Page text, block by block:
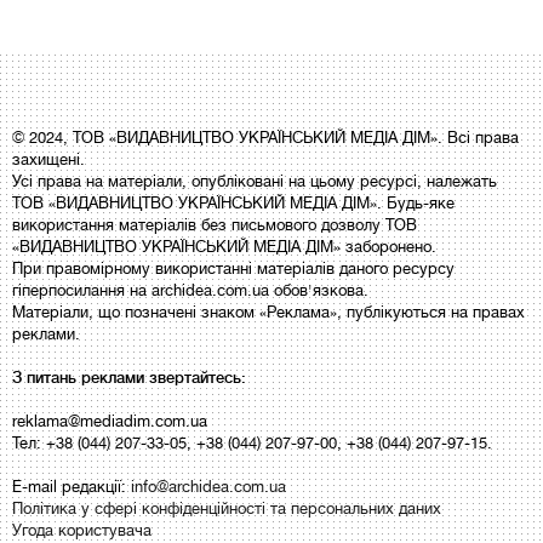
© 2024, ТОВ «ВИДАВНИЦТВО УКРАЇНСЬКИЙ МЕДІА ДІМ». Всі права
захищені.
Усі права на матеріали, опубліковані на цьому ресурсі, належать
ТОВ «ВИДАВНИЦТВО УКРАЇНСЬКИЙ МЕДІА ДІМ». Будь-яке
використання матеріалів без письмового дозволу ТОВ
«ВИДАВНИЦТВО УКРАЇНСЬКИЙ МЕДІА ДІМ» заборонено.
При правомірному використанні матеріалів даного ресурсу
гіперпосилання на archidea.com.ua обов'язкова.
Матеріали, що позначені знаком «Реклама», публікуються на правах
реклами.
З питань реклами звертайтесь:
reklama@mediadim.com.ua
Тел: +38 (044) 207-33-05, +38 (044) 207-97-00, +38 (044) 207-97-15.
E-mail редакції:info@archidea.com.ua
Політика у сфері конфіденційності та персональних даних
Угода користувача